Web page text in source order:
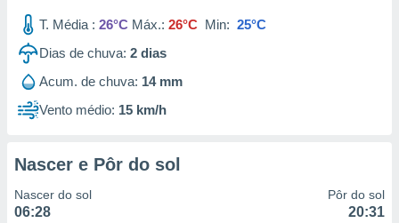
T. Média : 26°C Máx.: 26°C Min: 25°C
Dias de chuva: 2 dias
Acum. de chuva: 14 mm
Vento médio: 15 km/h
Nascer e Pôr do sol
Nascer do sol
06:28
Pôr do sol
20:31